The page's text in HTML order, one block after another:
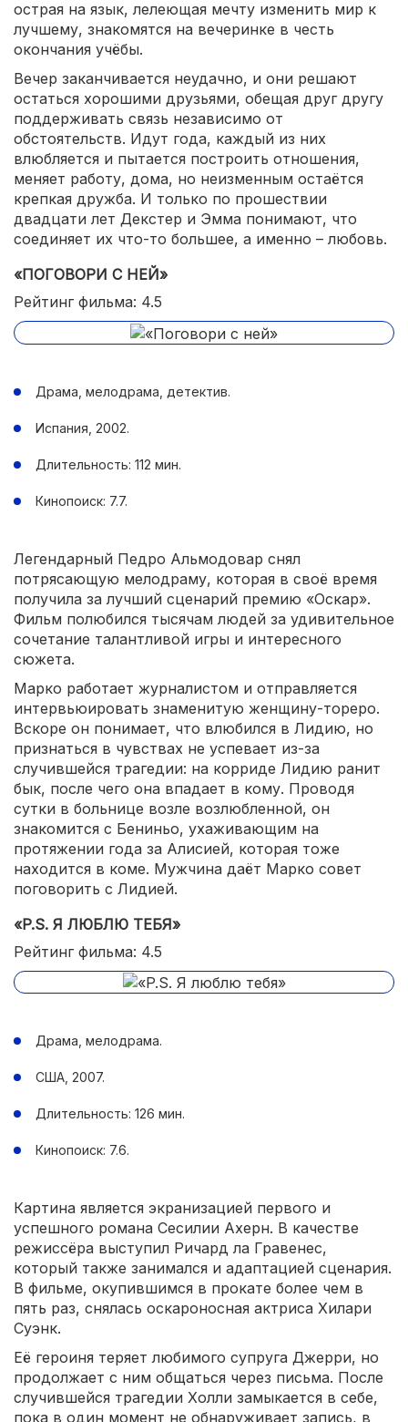
острая на язык, лелеющая мечту изменить мир к
лучшему, знакомятся на вечеринке в честь
окончания учёбы.
Вечер заканчивается неудачно, и они решают
остаться хорошими друзьями, обещая друг другу
поддерживать связь независимо от
обстоятельств. Идут года, каждый из них
влюбляется и пытается построить отношения,
меняет работу, дома, но неизменным остаётся
крепкая дружба. И только по прошествии
двадцати лет Декстер и Эмма понимают, что
соединяет их что-то большее, а именно – любовь.
«ПОГОВОРИ С НЕЙ»
Рейтинг фильма: 4.5
Драма, мелодрама, детектив.
Испания, 2002.
Длительность: 112 мин.
Кинопоиск: 7.7.
Легендарный Педро Альмодовар снял
потрясающую мелодраму, которая в своё время
получила за лучший сценарий премию «Оскар».
Фильм полюбился тысячам людей за удивительное
сочетание талантливой игры и интересного
сюжета.
Марко работает журналистом и отправляется
интервьюировать знаменитую женщину-тореро.
Вскоре он понимает, что влюбился в Лидию, но
признаться в чувствах не успевает из-за
случившейся трагедии: на корриде Лидию ранит
бык, после чего она впадает в кому. Проводя
сутки в больнице возле возлюбленной, он
знакомится с Бениньо, ухаживающим на
протяжении года за Алисией, которая тоже
находится в коме. Мужчина даёт Марко совет
поговорить с Лидией.
«P.S. Я ЛЮБЛЮ ТЕБЯ»
Рейтинг фильма: 4.5
Драма, мелодрама.
США, 2007.
Длительность: 126 мин.
Кинопоиск: 7.6.
Картина является экранизацией первого и
успешного романа Сесилии Ахерн. В качестве
режиссёра выступил Ричард ла Гравенес,
который также занимался и адаптацией сценария.
В фильме, окупившимся в прокате более чем в
пять раз, снялась оскароносная актриса Хилари
Суэнк.
Её героиня теряет любимого супруга Джерри, но
продолжает с ним общаться через письма. После
случившейся трагедии Холли замыкается в себе,
пока в один момент не обнаруживает запись, в